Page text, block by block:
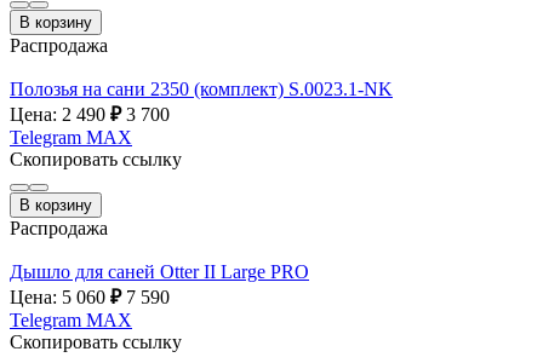
В корзину
Распродажа
Полозья на сани 2350 (комплект) S.0023.1-NK
Цена: 2 490 ₽ 3 700
Telegram MAX
Скопировать ссылку
В корзину
Распродажа
Дышло для саней Otter II Large PRO
Цена: 5 060 ₽ 7 590
Telegram MAX
Скопировать ссылку